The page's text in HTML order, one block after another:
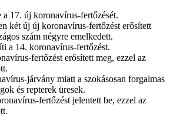
a 17. új koronavírus-fertőzését.
két új új koronavírus-fertőzést erősített
szám négyre emelkedett.
a 14. koronavírus-fertőzést.
fertőzést erősített meg, ezzel az
járvány miatt a szokásosan forgalmas
és repterek üresek.
fertőzést jelentett be, ezzel az